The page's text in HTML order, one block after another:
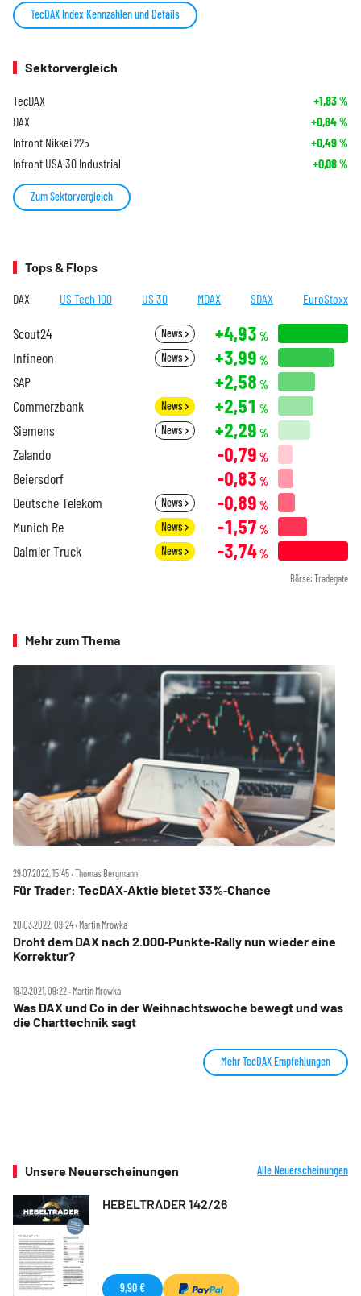
TecDAX Index Kennzahlen und Details
Sektorvergleich
TecDAX +1,83%
DAX +0,84%
Infront Nikkei 225 +0,49%
Infront USA 30 Industrial +0,08%
Zum Sektorvergleich
Tops & Flops
DAX US Tech 100 US 30 MDAX SDAX EuroStoxx
Scout24 News +4,93 %
Infineon News +3,99 %
SAP +2,58 %
Commerzbank News +2,51 %
Siemens News +2,29 %
Zalando -0,79 %
Beiersdorf -0,83 %
Deutsche Telekom News -0,89 %
Munich Re News -1,57 %
Daimler Truck News -3,74%
Börse: Tradegate
Mehr zum Thema
29.07.2022, 15:45 ‧ Thomas Bergmann
Für Trader: TecDAX‑Aktie bietet 33%‑Chance
20.03.2022, 09:24 ‧ Martin Mrowka
Droht dem DAX nach 2.000‑Punkte‑Rally nun wieder eine
Korrektur?
19.12.2021, 09:22 ‧ Martin Mrowka
Was DAX und Co in der Weihnachtswoche bewegt und was
die Charttechnik sagt
Mehr TecDAX Empfehlungen
Unsere Neuerscheinungen Alle Neuerscheinungen
HEBELTRADER 142/26
9,90 €